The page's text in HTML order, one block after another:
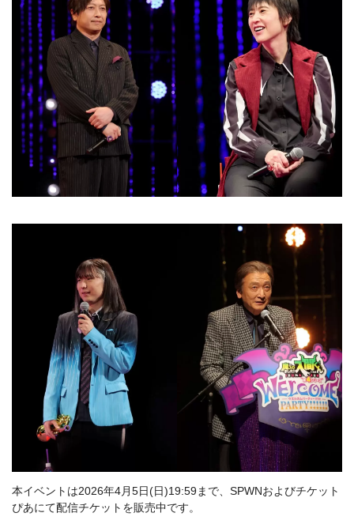
本イベントは2026年4月5日(日)19:59まで、SPWNおよびチケット
ぴあにて配信チケットを販売中です。